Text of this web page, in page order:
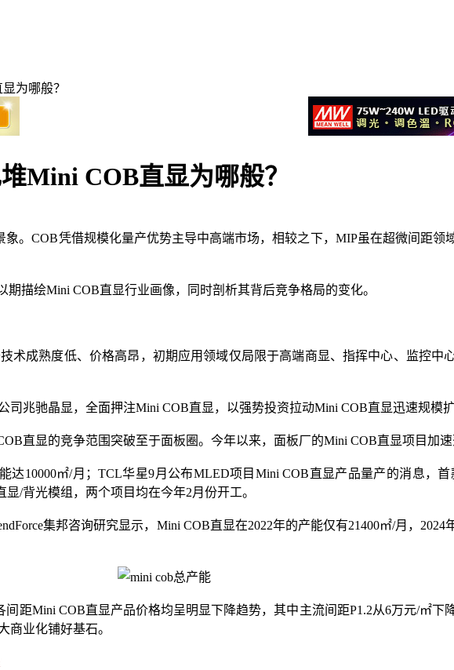
为哪般？
Mini COB直显为哪般？
。COB凭借规模化量产优势主导中高端市场，相较之下，MIP虽在超微间距
描绘Mini COB直显行业画像，同时剖析其背后竞争格局的变化。
术成熟度低、价格高昂，初期应用领域仅局限于高端商显、指挥中心、监控中
兆驰晶显，全面押注Mini COB直显，以强势投资拉动Mini COB直显迅速规模扩
直显的竞争范围突破至于面板圈。今年以来，面板厂的Mini COB直显项目加速
10000㎡/月；TCL华星9月公布MLED项目Mini COB直显产品量产的消息，
/背光模组，两个项目均在今年2月份开工。
集邦咨询研究显示，Mini COB直显在2022年的产能仅有21400㎡/月，2024
距Mini COB直显产品价格均呈明显下降趋势，其中主流间距P1.2从6万元/㎡下
商业化铺好基石。